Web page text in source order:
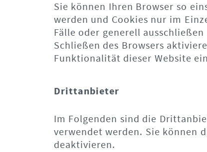
Sie können Ihren Browser so
werden und Cookies nur im
Fälle oder generell
Schließen des Browsers
Funktionalität dieser Website
Drittanbieter
Im Folgenden sind die
verwendet werden. Sie können
deaktivieren.